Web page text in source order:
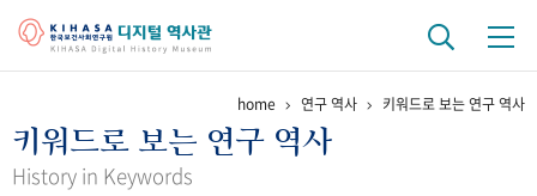
걸어온 길 기관 변천사 역대 기관장
home 연구 역사 키워드로 보는 연구 역사
키워드로 보는 연구 역사
History in Keywords